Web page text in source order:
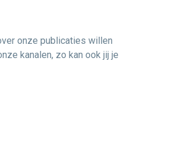
onze publicaties willen
kanalen, zo kan ook jij je